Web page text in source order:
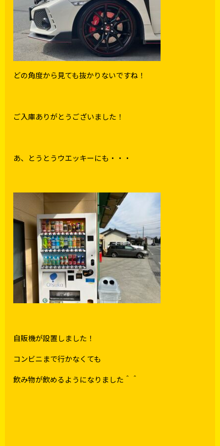
どの角度から見ても抜かりないですね！
ご入庫ありがとうございました！
あ、とうとうウエッキーにも・・・
自販機が設置しました！
コンビニまで行かなくても
飲み物が飲めるようになりました＾＾